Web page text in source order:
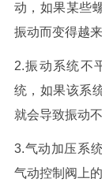
动，如果某些
振动而变得越
2.振动系统不
统，如果该系
就会导致振动
3.气动加压系
气动控制阀上